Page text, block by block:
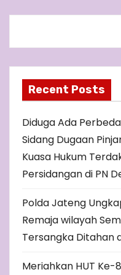
Recent Posts
Diduga Ada
Sidang Dugaan
Kuasa Hukum
Persidangan di PN
Polda Jateng
Remaja wilayah
Tersangka Ditahan
Meriahkan HUT Ke-